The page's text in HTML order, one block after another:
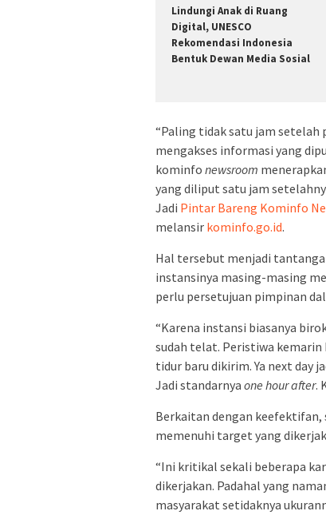
Lindungi Anak di Ruang
Digital, UNESCO
Rekomendasi Indonesia
Bentuk Dewan Media Sosial
“Paling tidak satu jam setelah
mengakses informasi yang
kominfo newsroom
yang diliput satu jam
Jadi Pintar Bareng Kominfo
melansir kominfo.go.id.
Hal tersebut menjadi
instansinya masing-masing
perlu persetujuan pimpinan
“Karena instansi biasanya
sudah telat. Peristiwa
tidur baru dikirim. Ya next day
Jadi standarnya one hour after.
Berkaitan dengan
memenuhi target yang
“Ini kritikal sekali beberapa
dikerjakan. Padahal yang
masyarakat setidaknya